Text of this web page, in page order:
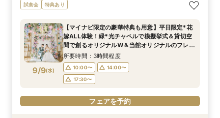
9/6(日)
短期間でも理想が叶う◆安心サポート×豪華特典
付フェア
9:00〜
14:30〜
18:30〜
フェアを予約
9/6(日)
五感で楽しむ*ライブキッチン×出来立て美食体
験＊豪華試食
9:00〜
14:30〜
18:30〜
フェアを予約
9/6(日)
【マイナビ限定*カジュアル派に人気】1.5次会や
パーティスタイルを検討中の方へ｜貸切邸宅で叶
所要時間：3時間程度
9:00〜
14:30〜
18:30〜
フェアを予約
試食会 特典あり
9/9(水)
【マイナビ限定の豪華特典も用意】平日限定*花
嫁ALL体験！緑*光チャペルで模擬挙式＆貸切空
間で創るオリジナルW＆当館オリジナルのフレン
チ×日本料理の融合料理も体験できる贅沢試食会
へご招待
所要時間：3時間程度
10:00〜
14:00〜
17:30〜
フェアを予約